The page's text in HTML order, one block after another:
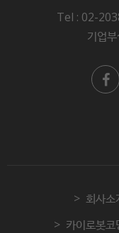
Tel : 02-
기업
회사소
카이로봇코